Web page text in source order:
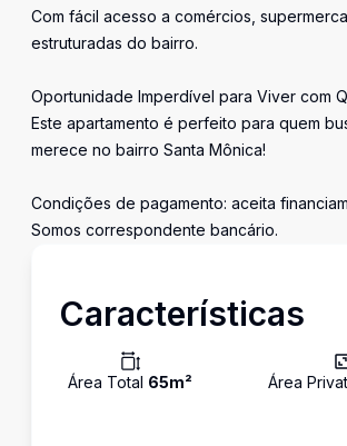
Com fácil acesso a comércios,
estruturadas do bairro.
Oportunidade Imperdível para Viver com
Este apartamento é perfeito para quem
merece no bairro Santa Mônica!
Condições de pagamento: aceita
Somos correspondente bancário.
Características
Área Total 65m² Área